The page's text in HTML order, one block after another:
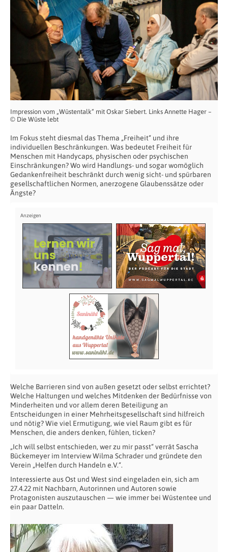
Impression vom „Wüstentalk“ mit Oskar Siebert. Links Annette Hager –
© Die Wüste lebt
Im Fokus steht diesmal das Thema „Freiheit“ und ihre
individuellen Beschränkungen. Was bedeutet Freiheit für
Menschen mit Handycaps, physischen oder psychischen
Einschränkungen? Wo wird Handlungs- und sogar womöglich
Gedankenfreiheit beschränkt durch wenig sicht- und spürbaren
gesellschaftlichen Normen, anerzogene Glaubenssätze oder
Ängste?
Welche Barrieren sind von außen gesetzt oder selbst errichtet?
Welche Haltungen und welches Mitdenken der Bedürfnisse von
Minderheiten und vor allem deren Beteiligung an
Entscheidungen in einer Mehrheitsgesellschaft sind hilfreich
und nötig? Wie viel Ermutigung, wie viel Raum gibt es für
Menschen, die anders denken, fühlen, ticken?
„Ich will selbst entschieden, wer zu mir passt“ verrät Sascha
Bückemeyer im Interview Wilma Schrader und gründete den
Verein „Helfen durch Handeln e.V.“.
Interessierte aus Ost und West sind eingeladen ein, sich am
27.4.22 mit Nachbarn, Autorinnen und Autoren sowie
Protagonisten auszutauschen — wie immer bei Wüstentee und
ein paar Datteln.